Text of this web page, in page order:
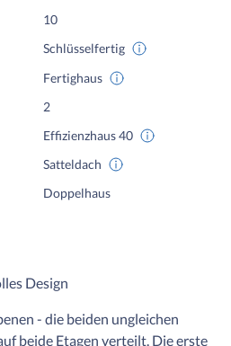
10
Schlüsselfertig
Fertighaus
2
Effizienzhaus 40
Satteldach
Doppelhaus
Design
- die beiden ungleichen
beide Etagen verteilt. Die erste